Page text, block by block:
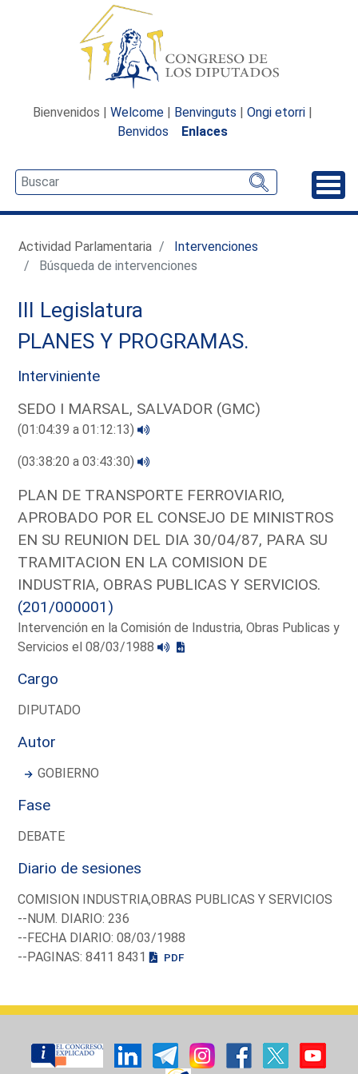
Bienvenidos | Welcome | Benvinguts | Ongi etorri |
Benvidos
Enlaces
Actividad Parlamentaria
Intervenciones
Búsqueda de intervenciones
III Legislatura
PLANES Y PROGRAMAS.
Interviniente
SEDO I MARSAL, SALVADOR (GMC)
(01:04:39 a 01:12:13)
(03:38:20 a 03:43:30)
PLAN DE TRANSPORTE FERROVIARIO,
APROBADO POR EL CONSEJO DE MINISTROS
EN SU REUNION DEL DIA 30/04/87, PARA SU
TRAMITACION EN LA COMISION DE
INDUSTRIA, OBRAS PUBLICAS Y SERVICIOS.
(201/000001)
Intervención en la Comisión de Industria, Obras Publicas y
Servicios el 08/03/1988
Cargo
DIPUTADO
Autor
GOBIERNO
Fase
DEBATE
Diario de sesiones
COMISION INDUSTRIA,OBRAS PUBLICAS Y SERVICIOS
--NUM. DIARIO: 236
--FECHA DIARIO: 08/03/1988
--PAGINAS: 8411 8431
PDF